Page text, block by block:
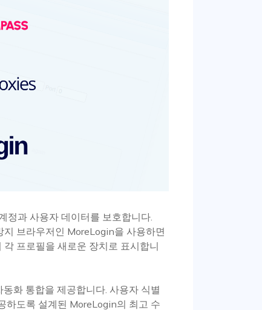
정과 사용자 데이터를 보호합니다.
브라우저인 MoreLogin을 사용하면
프로필을 새로운 장치로 표시합니
화 통합을 제공합니다. 사용자 식별
하도록 설계된 MoreLogin의 최고 수